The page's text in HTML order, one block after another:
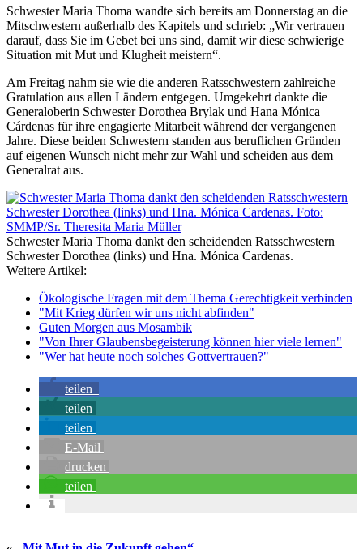
Schwester Maria Thoma wandte sich bereits am Donnerstag an die
Mitschwestern außerhalb des Kapitels und schrieb: „Wir vertrauen
darauf, dass Sie im Gebet bei uns sind, damit wir diese schwierige
Situation mit Mut und Klugheit meistern“.
Am Freitag nahm sie wie die anderen Ratsschwestern zahlreiche
Gratulation aus allen Ländern entgegen. Umgekehrt dankte die
Generaloberin Schwester Dorothea Brylak und Hana Mónica
Cárdenas für ihre engagierte Mitarbeit während der vergangenen
Jahre. Diese beiden Schwestern standen aus beruflichen Gründen
auf eigenen Wunsch nicht mehr zur Wahl und scheiden aus dem
Generalrat aus.
Schwester Maria Thoma dankt den scheidenden Ratsschwestern
Schwester Dorothea (links) und Hna. Mónica Cardenas.
Weitere Artikel:
Ökologische Fragen mit dem Thema Gerechtigkeit verbinden
"Mit Krieg dürfen wir uns nicht abfinden"
Guten Morgen aus Mosambik
"Von Ihrer Glaubensbegeisterung können hier viele lernen"
"Wer hat heute noch solches Gottvertrauen?"
teilen
teilen
teilen
E-Mail
drucken
teilen